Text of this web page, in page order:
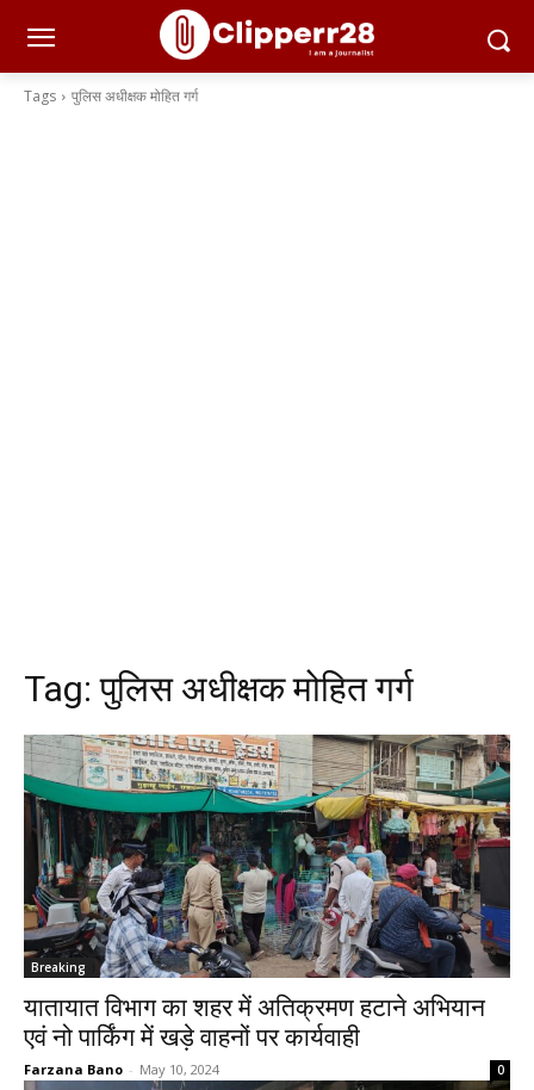
Tags पुलिस अधीक्षक मोहित गर्ग
Tag:पुलिस अधीक्षक मोहित गर्ग
Breaking
यातायात विभाग का शहर में अतिक्रमण हटाने अभियान
एवं नो पार्किंग में खड़े वाहनों पर कार्यवाही
Farzana Bano - May 10, 2024 0